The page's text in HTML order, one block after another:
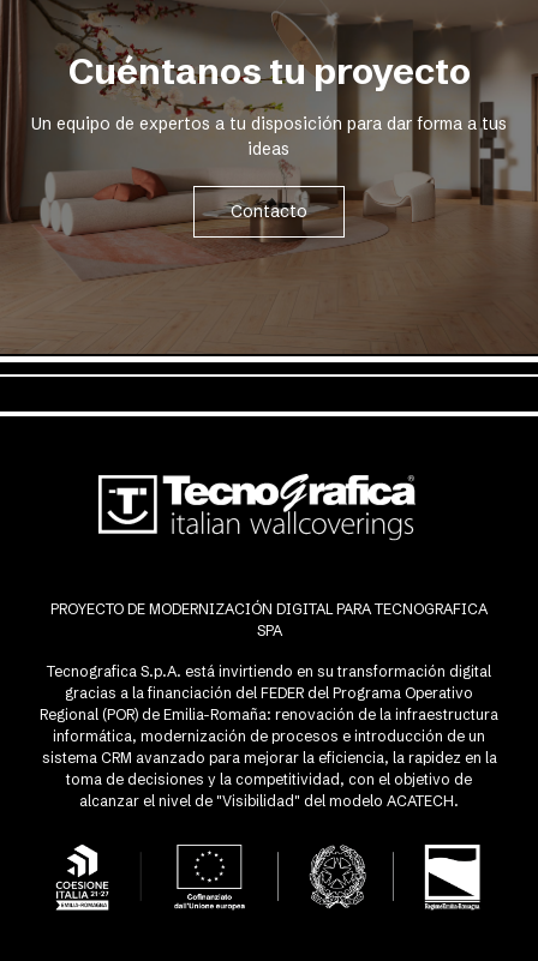
Cuéntanos tu proyecto
Un equipo de expertos a tu disposición para dar forma a tus
ideas
Contacto
PROYECTO DE MODERNIZACIÓN DIGITAL PARA TECNOGRAFICA
SPA
Tecnografica S.p.A. está invirtiendo en su transformación digital
gracias a la financiación del FEDER del Programa Operativo
Regional (POR) de Emilia-Romaña: renovación de la infraestructura
informática, modernización de procesos e introducción de un
sistema CRM avanzado para mejorar la eficiencia, la rapidez en la
toma de decisiones y la competitividad, con el objetivo de
alcanzar el nivel de "Visibilidad" del modelo ACATECH.